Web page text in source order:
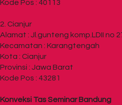
Kode Pos : 40113
2. Cianjur
Alamat : Jl.gunteng komp.LDII no
Kecamatan : Karangtengah
Kota : Cianjur
Provinsi : Jawa Barat
Kode Pos : 43281
Konveksi Tas Seminar Bandung